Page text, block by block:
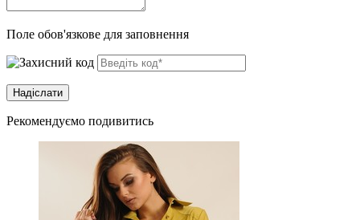
Поле обов'язкове для заповнення
Рекомендуємо подивитись